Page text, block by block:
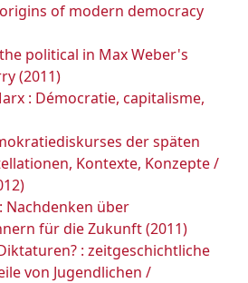
of modern democracy
political in Max Weber's
(2011)
: Démocratie, capitalisme,
der späten
Kontexte, Konzepte /
Nachdenken über
für die Zukunft (2011)
: zeitgeschichtliche
von Jugendlichen /